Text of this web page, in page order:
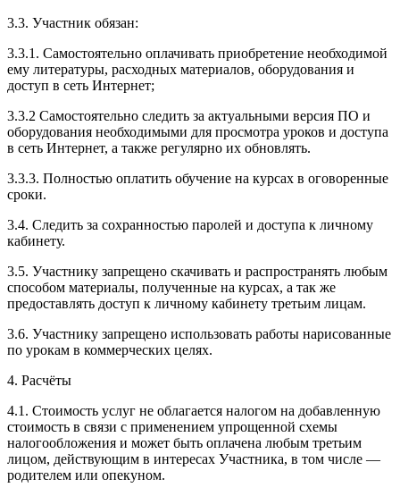
3.3. Участник обязан:
3.3.1. Cамостоятельно оплачивать приобретение необходимой
ему литературы, расходных материалов, оборудования и
доступ в сеть Интернет;
3.3.2 Самостоятельно следить за актуальными версия ПО и
оборудования необходимыми для просмотра уроков и доступа
в сеть Интернет, а также регулярно их обновлять.
3.3.3. Полностью оплатить обучение на курсах в оговоренные
сроки.
3.4. Следить за сохранностью паролей и доступа к личному
кабинету.
3.5. Участнику запрещено скачивать и распространять любым
способом материалы, полученные на курсах, а так же
предоставлять доступ к личному кабинету третьим лицам.
3.6. Участнику запрещено использовать работы нарисованные
по урокам в коммерческих целях.
4. Расчёты
4.1. Cтоимость услуг не облагается налогом на добавленную
стоимость в связи с применением упрощенной схемы
налогообложения и может быть оплачена любым третьим
лицом, действующим в интересах Участника, в том числе —
родителем или опекуном.